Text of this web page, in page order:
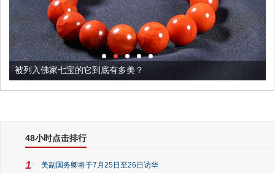
被列入佛家七宝的它到底有多美？
48小时点击排行
1 美副国务卿将于7月25日至26日访华